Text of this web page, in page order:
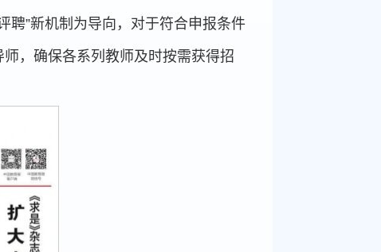
聘”新机制为导向，对于符合申报条件
，确保各系列教师及时按需获得招